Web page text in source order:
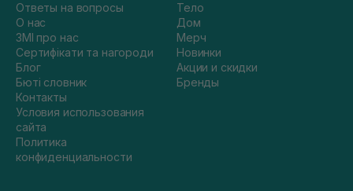
Ответы на вопросы
О нас
ЗМІ про нас
Сертифікати та нагороди
Блог
Бюті словник
Контакты
Условия использования
сайта
Политика
конфиденциальности
Тело
Дом
Мерч
Новинки
Акции и скидки
Бренды